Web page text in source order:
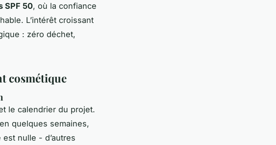
SPF 50, où la confiance
L’intérêt croissant
: zéro déchet,
cosmétique
le calendrier du projet.
quelques semaines,
nulle - d’autres